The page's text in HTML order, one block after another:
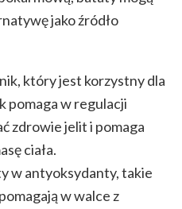
jako źródło
który jest korzystny dla
pomaga w regulacji
zdrowie jelit i pomaga
ciała.
w antyoksydanty, takie
w walce z